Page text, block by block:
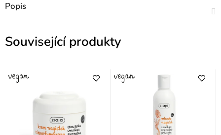
Popis
Související produkty